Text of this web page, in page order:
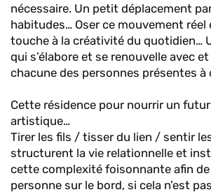
nécessaire. Un petit déplacement
habitudes… Oser ce mouvement réel
touche à la créativité du quotidien…
qui s’élabore et se renouvelle avec
chacune des personnes présentes
Cette résidence pour nourrir un
artistique…
Tirer les fils / tisser du lien / sentir
structurent la vie relationnelle et
cette complexité foisonnante afin de
personne sur le bord, si cela n’est